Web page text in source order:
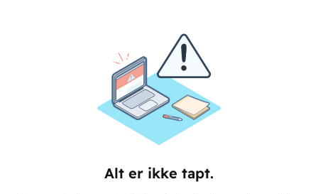
Alt er ikke tapt.